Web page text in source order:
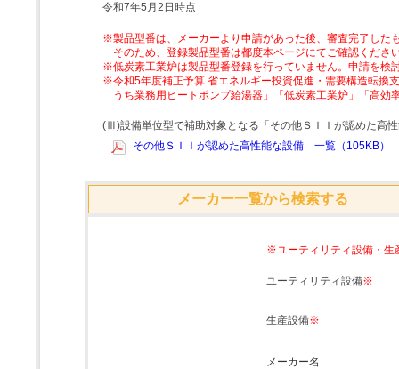
令和7年5月2日時点
※製品型番は、メーカーより申請があった後、審査完了した
そのため、登録製品型番は都度本ページにてご確認くださ
※低炭素工業炉は製品型番登録を行っていません。申請を検
※令和5年度補正予算 省エネルギー投資促進・需要構造転換
うち業務用ヒートポンプ給湯器」「低炭素工業炉」「高
(Ⅲ)設備単位型で補助対象となる「その他ＳＩＩが認めた高
その他ＳＩＩが認めた高性能な設備 一覧（105KB）
メーカー一覧から検索する
※ユーティリティ設備・生
ユーティリティ設備※
生産設備※
メーカー名